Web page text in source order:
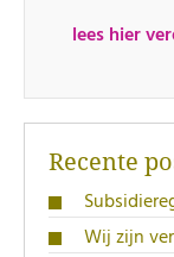
lees hier
Recente
Wij zijn